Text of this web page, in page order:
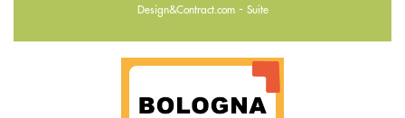
Design&Contract.com- Suite